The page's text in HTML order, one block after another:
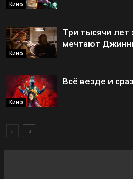
Кино
Кино
Три тысячи
мечтают
Кино
Всё везде и